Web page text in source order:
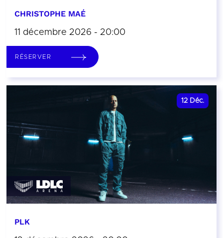
CHRISTOPHE MAÉ
11 décembre 2026 - 20:00
RÉSERVER
12 Déc.
PLK